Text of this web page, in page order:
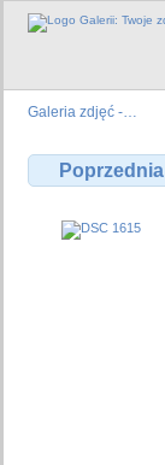
Galeria zdjęć -…
Poprzednia